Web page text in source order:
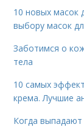
10 новых масок
выбору масок
Заботимся о
тела
10 самых
крема. Лучшие
Когда выпадают